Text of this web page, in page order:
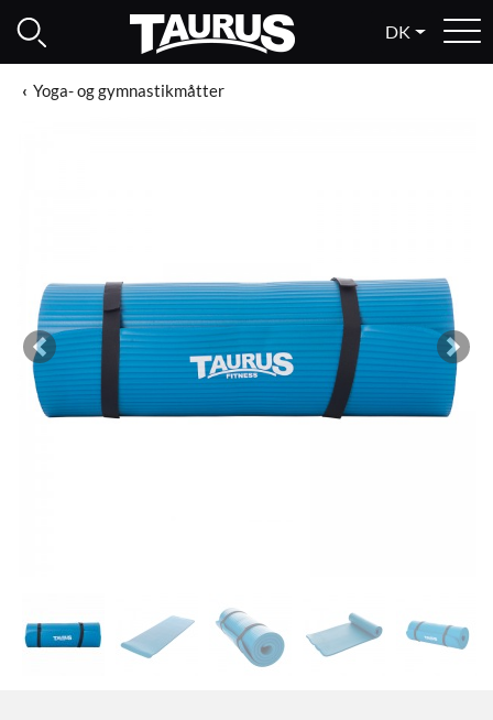
DK
Yoga- og gymnastikmåtter
Previous Next